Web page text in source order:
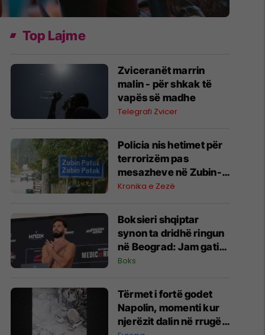
Top Lajme
Zviceranët marrin
malin - për shkak të
vapës së madhe
Telegrafi Zvicer
Policia nis hetimet për
terrorizëm pas
mesazheve në Zubin-
Potok
Kronika e Zezë
Boksieri shqiptar
synon ta dridhë ringun
në Beograd: Jam gati,
Zoti e bekoftë
Boks
Tërmet i fortë godet
Napolin, momenti kur
njerëzit dalin në rrugë -